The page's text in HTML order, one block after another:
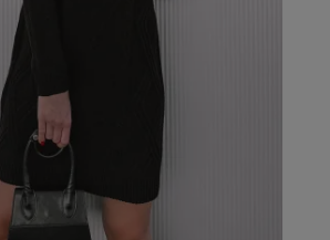
Dodaj do koszyka